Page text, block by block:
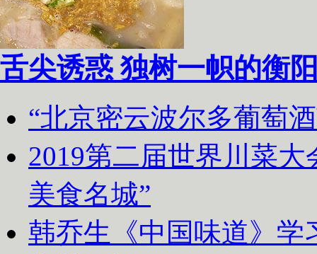
舌尖诱惑 独树一帜的衡
“北京密云波尔多葡萄
2019第二届世界川菜
美食名城”
韩乔生《中国味道》学